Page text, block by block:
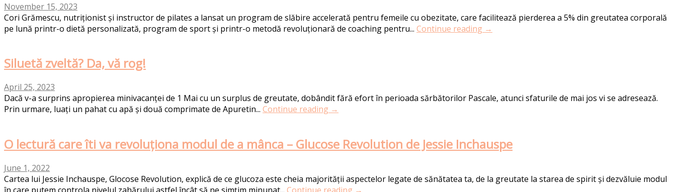
November 15, 2023
Cori Grămescu, nutriționist și instructor de pilates a lansat un program de slăbire accelerată pentru femeile cu obezitate, care facilitează pierderea a 5% din greutatea corporală
pe lună printr-o dietă personalizată, program de sport și printr-o metodă revoluționară de coaching pentru... Continue reading →
Siluetă zveltă? Da, vă rog!
April 25, 2023
Dacă v-a surprins apropierea minivacanței de 1 Mai cu un surplus de greutate, dobândit fără efort în perioada sărbătorilor Pascale, atunci sfaturile de mai jos vi se adresează.
Prin urmare, luați un pahat cu apă și două comprimate de Apuretin... Continue reading →
O lectură care îti va revoluționa modul de a mânca – Glucose Revolution de Jessie Inchauspe
June 1, 2022
Cartea lui Jessie Inchauspe, Glocose Revolution, explică de ce glucoza este cheia majorității aspectelor legate de sănătatea ta, de la greutate la starea de spirit și dezvăluie modul